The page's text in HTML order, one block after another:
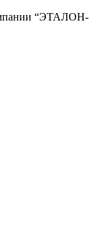
“ЭТАЛОН-